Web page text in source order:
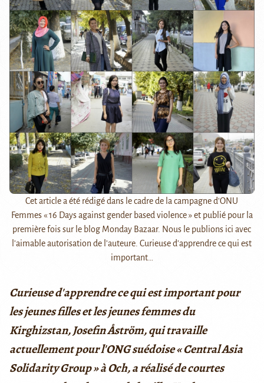
Cet article a été rédigé dans le cadre de la campagne d'ONU
Femmes « 16 Days against gender based violence » et publié pour la
première fois sur le blog Monday Bazaar. Nous le publions ici avec
l'aimable autorisation de l'auteure. Curieuse d'apprendre ce qui est
important…
Curieuse d'apprendre ce qui est important pour
les jeunes filles et les jeunes femmes du
Kirghizstan, Josefin Åström, qui travaille
actuellement pour l'ONG suédoise « Central Asia
Solidarity Group » à Och, a réalisé de courtes